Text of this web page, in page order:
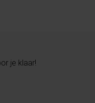
je klaar!